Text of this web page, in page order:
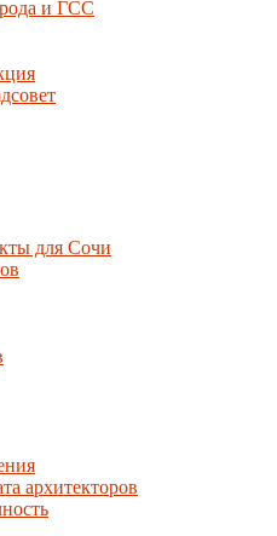
и ГСС
для Сочи
архитекторов